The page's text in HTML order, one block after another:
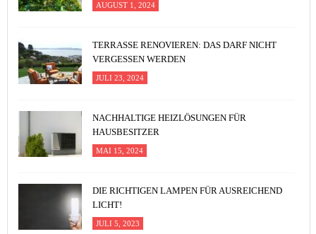
AUGUST 1, 2024
TERRASSE RENOVIEREN: DAS DARF NICHT
VERGESSEN WERDEN
JULI 23, 2024
NACHHALTIGE HEIZLÖSUNGEN FÜR
HAUSBESITZER
MAI 15, 2024
DIE RICHTIGEN LAMPEN FÜR AUSREICHEND
LICHT!
JULI 5, 2023